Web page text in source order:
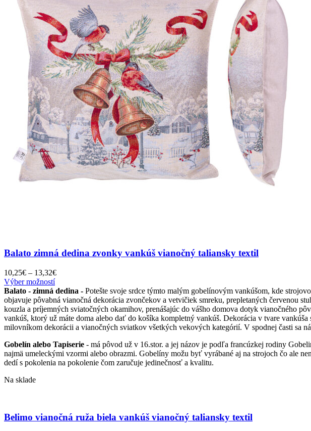
Balato zimná dedina zvonky vankúš vianočný taliansky textil
10,25€ – 13,32€Price
10,25€
through
13,32€
Výber možnostíTento
produkt
má
viacero
variantov.
Možnosti
môžete
vybrať
na
Balato - zimná dedina - Potešte svoje srdce týmto malým gobelínovým vankúšom, kde
objavuje pôvabná vianočná dekorácia zvončekov a vetvičiek smreku, prepletaných červenou
kouzla a príjemných sviatočných okamihov, prenášajúc do vášho domova dotyk vianočného
vankúš, ktorý už máte doma alebo dať do košíka kompletný vankúš. Dekorácia v tvare
milovníkom dekorácii a vianočných sviatkov všetkých vekových kategórií. V spodnej časti sa
Gobelín alebo Tapiserie - má pôvod už v 16.stor. a jej názov je podľa francúzkej rodiny
najmä umeleckými vzormi alebo obrazmi. Gobelíny možu byť vyrábané aj na strojoch čo ale
dedí s pokolenia na pokolenie čom zaručuje jedinečnosť a kvalitu.
Na sklade
Belimo vianočná ruža biela vankúš vianočný taliansky textil